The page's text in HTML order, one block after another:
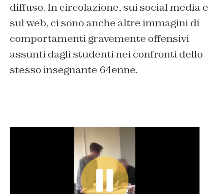
diffuso. In circolazione, sui social media e
sul web, ci sono anche altre immagini di
comportamenti gravemente offensivi
assunti dagli studenti nei confronti dello
stesso insegnante 64enne.